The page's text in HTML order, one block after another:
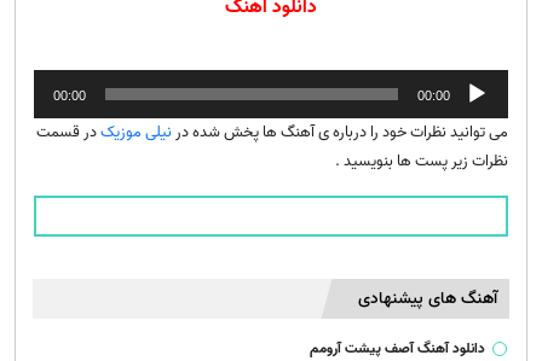
دانلود آهنگ
پخش‌کننده
صوت
00:00
00:00
می توانید نظرات خود را درباره ی آهنگ ها پخش شده درنیلی موزیکدر قسمت
نظرات زیر پست ها بنویسید .
آهنگ های پیشنهادی
دانلود آهنگ آصف پیشت آرومم